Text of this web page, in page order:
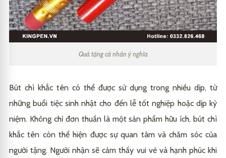
Quà tặng cá nhân ý nghĩa
Bút chì khắc tên có thể được sử dụng trong nhiều dịp, từ
những buổi tiệc sinh nhật cho đến lễ tốt nghiệp hoặc dịp kỷ
niệm. Không chỉ đơn thuần là một sản phẩm hữu ích, bút chì
khắc tên còn thể hiện được sự quan tâm và chăm sóc của
người tặng. Người nhận sẽ cảm thấy vui vẻ và hạnh phúc khi